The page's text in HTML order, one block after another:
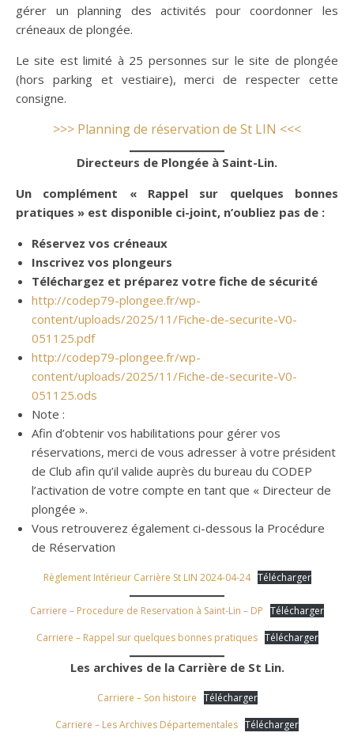
gérer un planning des activités pour coordonner les
créneaux de plongée.
Le site est limité à 25 personnes sur le site de plongée
(hors parking et vestiaire), merci de respecter cette
consigne.
>>> Planning de réservation de St LIN <<<
Directeurs de Plongée à Saint-Lin.
Un complément « Rappel sur quelques bonnes
pratiques » est disponible ci-joint, n’oubliez pas de :
Réservez vos créneaux
Inscrivez vos plongeurs
Téléchargez et préparez votre fiche de sécurité
http://codep79-plongee.fr/wp-
content/uploads/2025/11/Fiche-de-securite-V0-
051125.pdf
http://codep79-plongee.fr/wp-
content/uploads/2025/11/Fiche-de-securite-V0-
051125.ods
Note :
Afin d’obtenir vos habilitations pour gérer vos
réservations, merci de vous adresser à votre président
de Club afin qu’il valide auprès du bureau du CODEP
l’activation de votre compte en tant que « Directeur de
plongée ».
Vous retrouverez également ci-dessous la Procédure
de Réservation
Règlement Intérieur Carrière St LIN 2024-04-24 Télécharger
Carriere – Procedure de Reservation à Saint-Lin – DP Télécharger
Carriere – Rappel sur quelques bonnes pratiques Télécharger
Les archives de la Carrière de St Lin.
Carriere – Son histoire Télécharger
Carriere – Les Archives Départementales Télécharger